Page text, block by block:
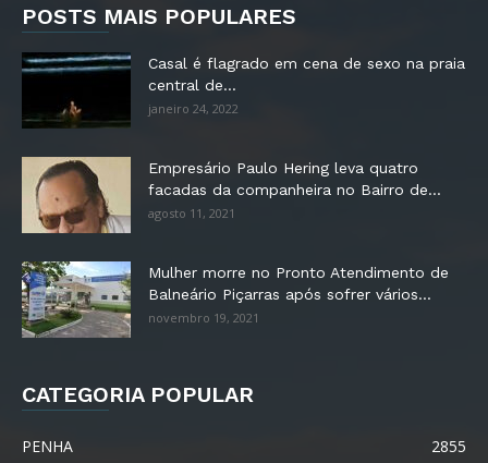
POSTS MAIS POPULARES
Casal é flagrado em cena de sexo na praia
central de...
janeiro 24, 2022
Empresário Paulo Hering leva quatro
facadas da companheira no Bairro de...
agosto 11, 2021
Mulher morre no Pronto Atendimento de
Balneário Piçarras após sofrer vários...
novembro 19, 2021
CATEGORIA POPULAR
PENHA
2855